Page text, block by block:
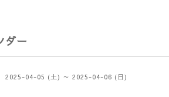
ダー
2025-04-05 (土) ～ 2025-04-06 (日)